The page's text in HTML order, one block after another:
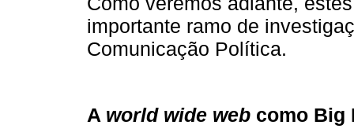
importante ramo de
Comunicação Política.
A world wide web como Big